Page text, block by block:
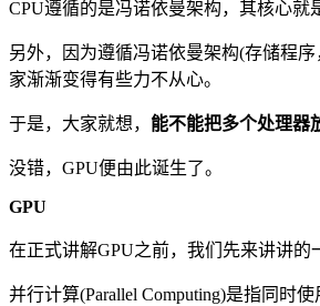
CPU遵循的是冯诺依曼架构，其核心就
另外，因为遵循冯诺依曼架构(存储程
家渐渐变得有些力不从心。
于是，大家就想， 能不能把多个处理器
没错，GPU便由此诞生了。
GPU
在正式讲解GPU之前，我们先来讲讲的
并行计算(Parallel Computing)是指同时